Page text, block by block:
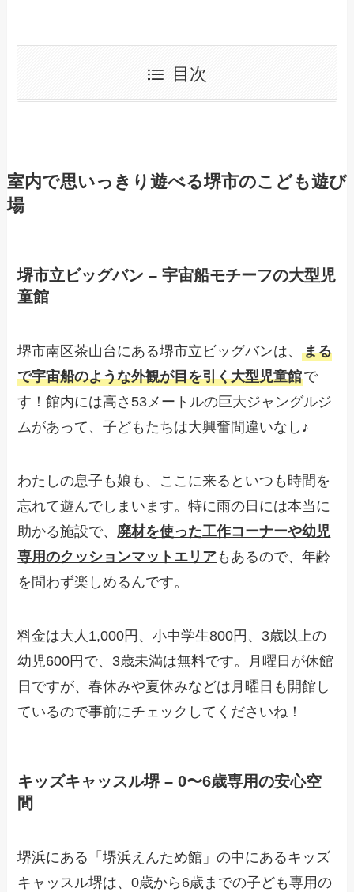
目次
室内で思いっきり遊べる堺市のこども遊び
場
堺市立ビッグバン – 宇宙船モチーフの大型児
童館
堺市南区茶山台にある堺市立ビッグバンは、まる
で宇宙船のような外観が目を引く大型児童館で
す！館内には高さ53メートルの巨大ジャングルジ
ムがあって、子どもたちは大興奮間違いなし♪
わたしの息子も娘も、ここに来るといつも時間を
忘れて遊んでしまいます。特に雨の日には本当に
助かる施設で、 廃材を使った工作コーナーや幼児
専用のクッションマットエリアもあるので、年齢
を問わず楽しめるんです。
料金は大人1,000円、小中学生800円、3歳以上の
幼児600円で、3歳未満は無料です。月曜日が休館
日ですが、春休みや夏休みなどは月曜日も開館し
ているので事前にチェックしてくださいね！
キッズキャッスル堺 – 0〜6歳専用の安心空
間
堺浜にある「堺浜えんため館」の中にあるキッズ
キャッスル堺は、0歳から6歳までの子ども専用の